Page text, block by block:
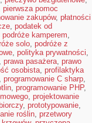
pierwsza pomoc
zakupów, płatności
, podatek od
podróże kamperem,
solo, podróże z
, polityka prywatności,
, prawa pasażera, prawo
osobista, profilaktyka
, programowanie C sharp,
, programowanie PHP,
, projektowanie
, prototypowanie,
roślin, przetwory